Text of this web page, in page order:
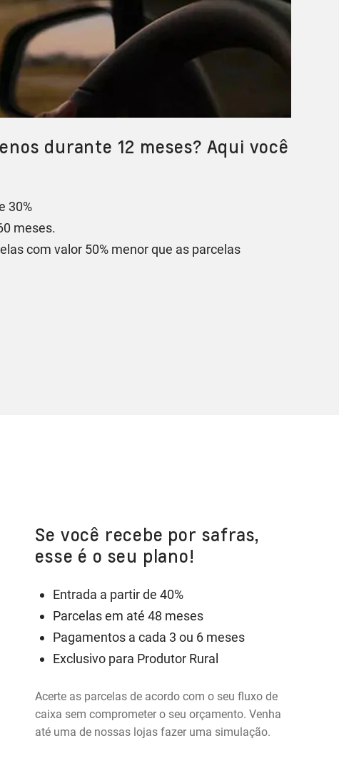
durante 12 meses? Aqui você
30%
meses.
com valor 50% menor que as parcelas
Se você recebe por safras,
esse é o seu plano!
Entrada a partir de 40%
Parcelas em até 48 meses
Pagamentos a cada 3 ou 6 meses
Exclusivo para Produtor Rural
Acerte as parcelas de acordo com o seu fluxo de
caixa sem comprometer o seu orçamento. Venha
até uma de nossas lojas fazer uma simulação.